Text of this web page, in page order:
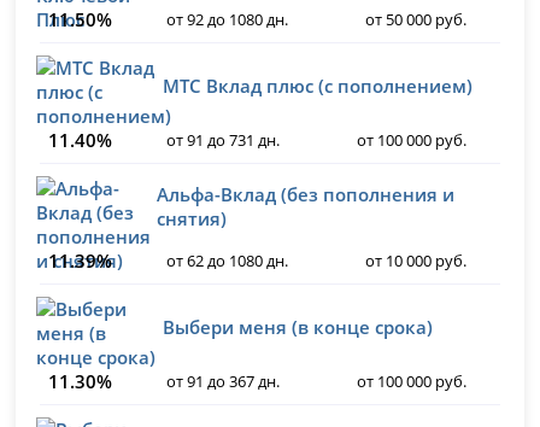
11.50% от 92 до 1080 дн. от 50 000 руб.
МТС Вклад плюс (с пополнением)
11.40% от 91 до 731 дн. от 100 000 руб.
Альфа-Вклад (без пополнения и
снятия)
11.39%
от 62 до 1080 дн. от 10 000 руб.
Выбери меня (в конце срока)
11.30% от 91 до 367 дн. от 100 000 руб.